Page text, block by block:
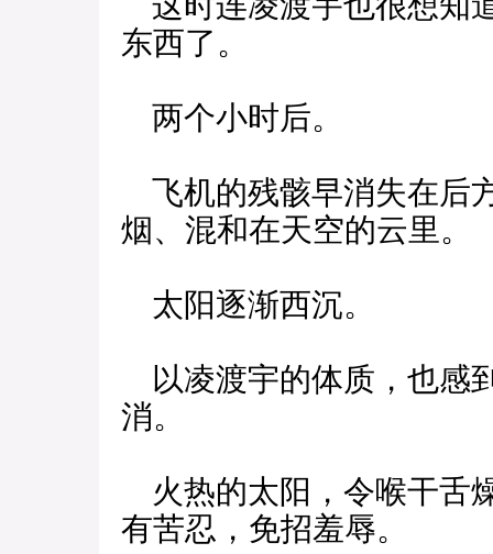
东西了。
两个小时后。
飞机的残骸早消失在后
烟、混和在天空的云里。
太阳逐渐西沉。
以凌渡宇的体质，也感
消。
火热的太阳，令喉干舌
有苦忍，免招羞辱。